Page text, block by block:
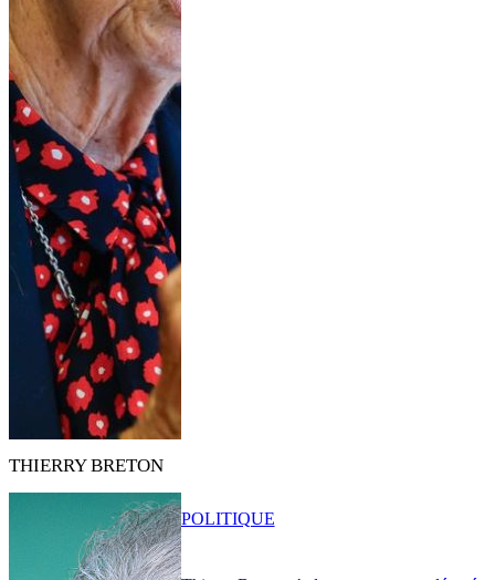
THIERRY BRETON
POLITIQUE